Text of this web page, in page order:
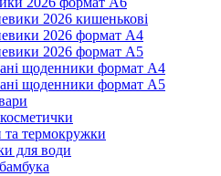
2026 кишенькові
2026 формат А4
2026 формат А5
щоденники формат А4
щоденники формат А5
та термокружки
для води